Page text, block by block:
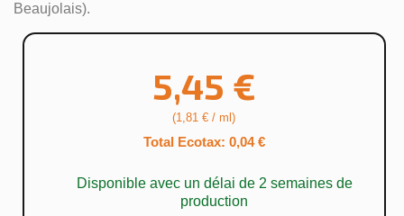
Beaujolais).
5,45 €
(1,81 € / ml)
Total Ecotax: 0,04 €
Disponible avec un délai de 2 semaines de
production